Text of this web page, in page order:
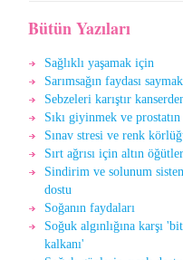
Bütün Yazıları
Sağlıklı yaşamak için
Sarımsağın faydası
Sebzeleri karıştır
Sıkı giyinmek ve prostatın
Sınav stresi ve renk
Sırt ağrısı için altın öğütler
Sindirim ve solunum
dostu
Soğanın faydaları
Soğuk algınlığına karşı
kalkanı'